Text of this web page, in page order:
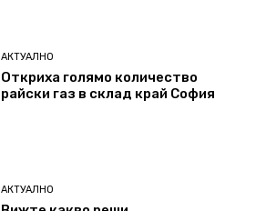
АКТУАЛНО
Откриха голямо количество
райски газ в склад край София
АКТУАЛНО